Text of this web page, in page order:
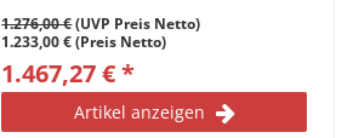
1.276,00 €(UVP Preis Netto)
1.233,00 € (Preis Netto)
1.467,27 € *
Artikel anzeigen